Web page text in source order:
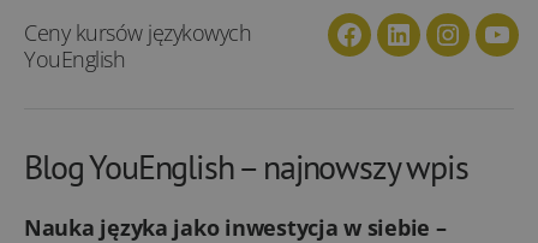
Ceny kursów językowych
YouEnglish
Facebook
Linkedin
Blog YouEnglish – najnowszy wpis
Nauka języka jako inwestycja w siebie –